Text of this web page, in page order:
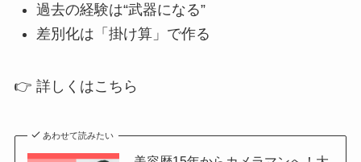
過去の経験は“武器になる”
差別化は「掛け算」で作る
👉 詳しくはこちら
あわせて読みたい